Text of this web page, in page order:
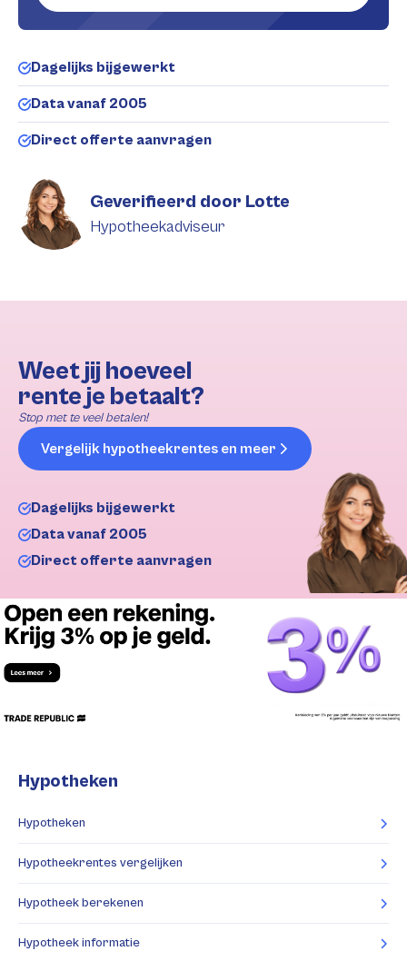
Dagelijks bijgewerkt
Data vanaf 2005
Direct offerte aanvragen
Geverifieerd door Lotte
Hypotheekadviseur
Weet jij hoeveel
rente je betaalt?
Stop met te veel betalen!
Vergelijk hypotheekrentes en meer
Dagelijks bijgewerkt
Data vanaf 2005
Direct offerte aanvragen
Hypotheken
Hypotheken
Hypotheekrentes vergelijken
Hypotheek berekenen
Hypotheek informatie